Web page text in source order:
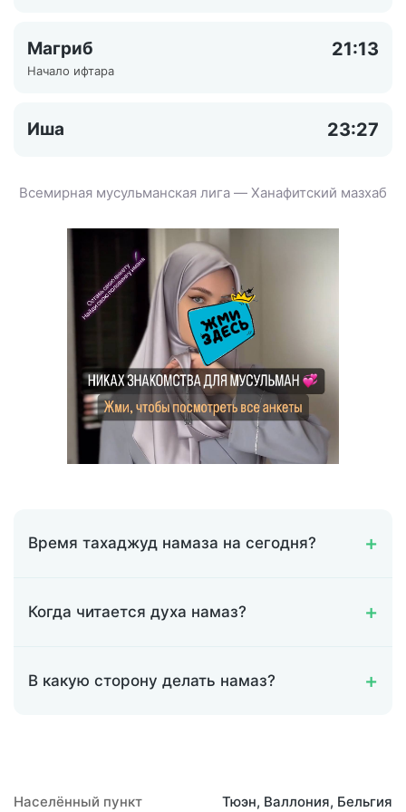
Магриб 21:13
Начало ифтара
Иша 23:27
Всемирная мусульманская лига — Ханафитский мазхаб
Время тахаджуд намаза на сегодня?
Когда читается духа намаз?
В какую сторону делать намаз?
Населённый пункт Тюэн, Валлония, Бельгия